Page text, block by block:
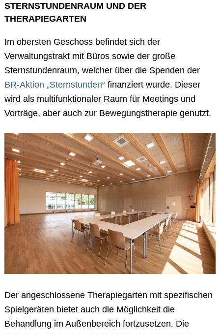
STERNSTUNDENRAUM UND DER
THERAPIEGARTEN
Im obersten Geschoss befindet sich der
Verwaltungstrakt mit Büros sowie der große
Sternstundenraum, welcher über die Spenden der
BR-Aktion „Sternstunden“finanziert wurde. Dieser
wird als multifunktionaler Raum für Meetings und
Vorträge, aber auch zur Bewegungstherapie genutzt.
Der angeschlossene Therapiegarten mit spezifischen
Spielgeräten bietet auch die Möglichkeit die
Behandlung im Außenbereich fortzusetzen. Die